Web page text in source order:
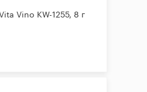
Vino KW-1255, 8 г